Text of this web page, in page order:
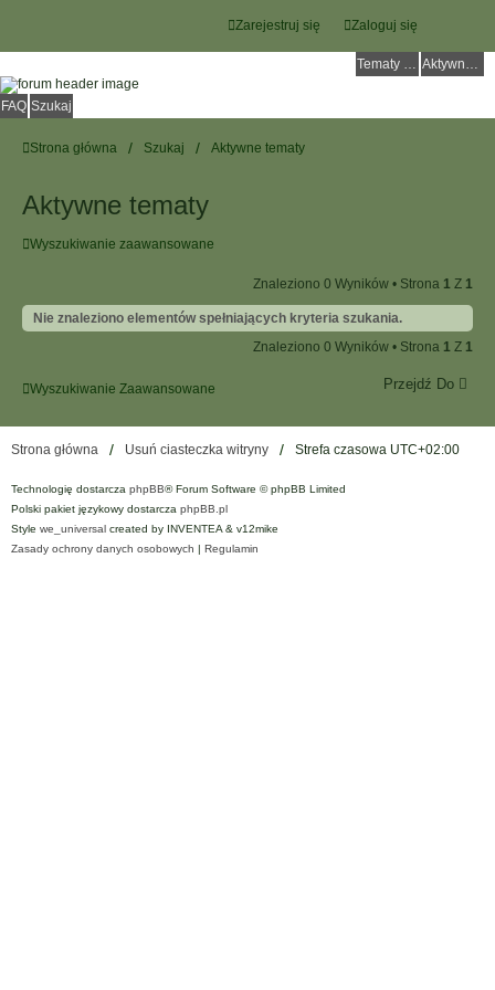
Zaloguj się
Zarejestruj się
Tematy bez odpowiedzi Aktywne tematy
FAQ Szukaj
Strona główna Szukaj Aktywne tematy
Aktywne tematy
Wyszukiwanie zaawansowane
Znaleziono 0 Wyników • Strona 1 Z 1
Nie znaleziono elementów spełniających kryteria szukania.
Znaleziono 0 Wyników • Strona 1 Z 1
Wyszukiwanie Zaawansowane Przejdź Do
Strona główna Usuń ciasteczka witryny Strefa czasowa UTC+02:00
Technologię dostarcza phpBB® Forum Software © phpBB Limited
Polski pakiet językowy dostarcza phpBB.pl
Style we_universal created by INVENTEA & v12mike
Zasady ochrony danych osobowych | Regulamin